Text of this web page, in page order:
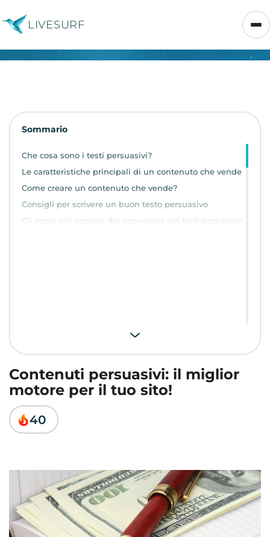
LIVESURF
Sommario
Che cosa sono i testi persuasivi?
Le caratteristiche principali di un contenuto che vende
Come creare un contenuto che vende?
Consigli per scrivere un buon testo persuasivo
Gli errori più comuni dei copywriter nei testi persuasivi
Contenuti persuasivi: il miglior
motore per il tuo sito!
40